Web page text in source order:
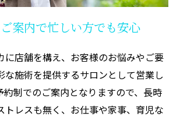
案内で忙しい方でも安心
に店舗を構え、お客様のお悩みやご要
な施術を提供するサロンとして営業し
約制でのご案内となりますので、長時
トレスも無く、お仕事や家事、育児な